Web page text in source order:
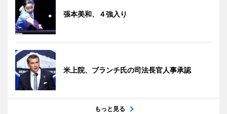
張本美和、４強入り
米上院、ブランチ氏の司法長官人事承認
もっと見る